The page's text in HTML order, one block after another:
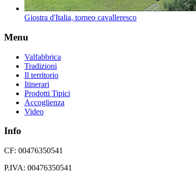
Giostra d'Italia, torneo cavalleresco
Menu
Valfabbrica
Tradizioni
Il territorio
Itinerari
Prodotti Tipici
Accoglienza
Video
Info
CF: 00476350541
P.IVA: 00476350541